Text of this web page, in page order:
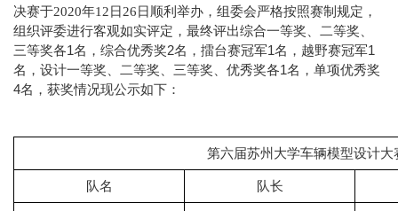
决赛于2020年12日26日顺利举办，组委会严格按照赛制规定，
组织评委进行客观如实评定，最终评出综合一等奖、二等奖、
三等奖各1名，综合优秀奖2名，擂台赛冠军1名，越野赛冠军1
名，设计一等奖、二等奖、三等奖、优秀奖各1名，单项优秀奖
4名，获奖情况现公示如下：
第六届苏州大学车辆模型设计大
队名 队长